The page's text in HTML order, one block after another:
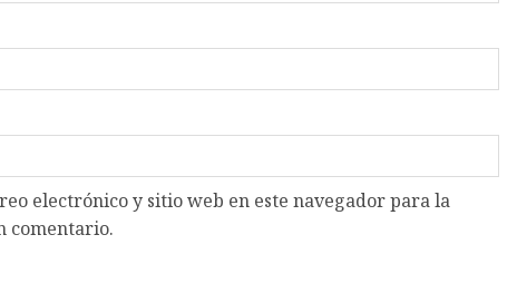
electrónico y sitio web en este navegador para la
comentario.